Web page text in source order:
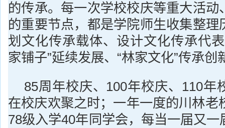
的传承。每一次学校校庆等重大活动
的重要节点，都是学院师生收集整理
划文化传承载体、设计文化传承代
家铺子”延续发展、“林家文化”传承创
85周年校庆、100年校庆、110年
在校庆欢聚之时；一年一度的川林老
78级入学40年同学会，每当一届又